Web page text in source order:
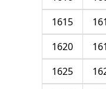
1615
1620
1625